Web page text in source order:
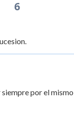
6
por el